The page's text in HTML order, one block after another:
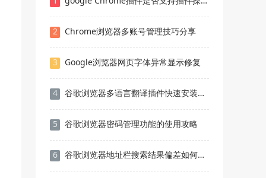
2 Chrome浏览器多账号管理技巧分享
3 Google浏览器网页字体异常显示修复
4 谷歌浏览器多语言翻译插件快速安装使用方法
5 谷歌浏览器密码管理功能的使用攻略
6 谷歌浏览器地址栏搜索结果偏差如何清理记录